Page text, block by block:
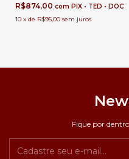
R$874,00 com PIX • TED • DOC
10 x de R$95,00 sem juros
Fique por